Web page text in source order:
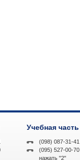
Учебная часть
(098) 087-31-41
(095) 527-00-70
нажать "2"